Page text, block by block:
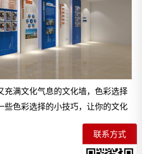
充满文化气息的文化墙，色彩选择
些色彩选择的小技巧，让你的文化
联系方式